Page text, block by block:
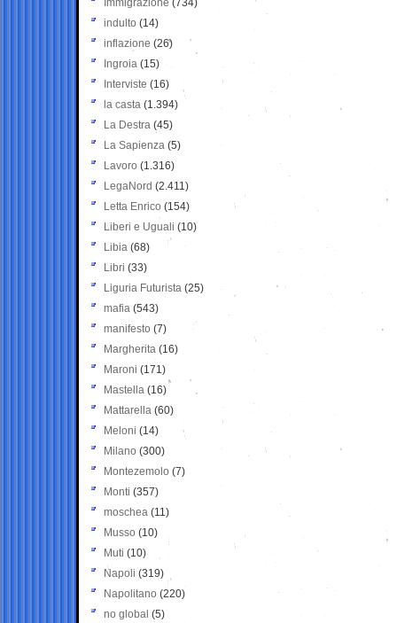
Immigrazione (734)
indulto (14)
inflazione (26)
Ingroia (15)
Interviste (16)
la casta (1.394)
La Destra (45)
La Sapienza (5)
Lavoro (1.316)
LegaNord (2.411)
Letta Enrico (154)
Liberi e Uguali (10)
Libia (68)
Libri (33)
Liguria Futurista (25)
mafia (543)
manifesto (7)
Margherita (16)
Maroni (171)
Mastella (16)
Mattarella (60)
Meloni (14)
Milano (300)
Montezemolo (7)
Monti (357)
moschea (11)
Musso (10)
Muti (10)
Napoli (319)
Napolitano (220)
no global (5)